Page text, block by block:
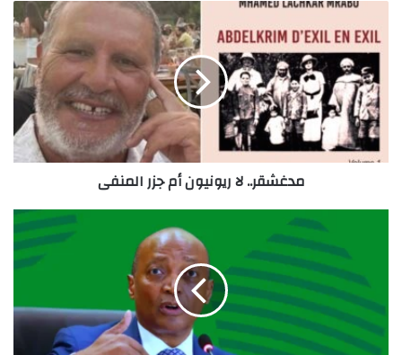
مدغشقر..
ريونيون
جزر
المنفى
مدغشقر.. لا ريونيون أم جزر المنفى
ترميم
وتعديل
القوانين